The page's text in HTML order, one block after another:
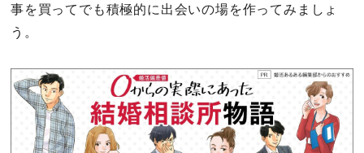
事を買ってでも積極的に出会いの場を作ってみましょ
う。